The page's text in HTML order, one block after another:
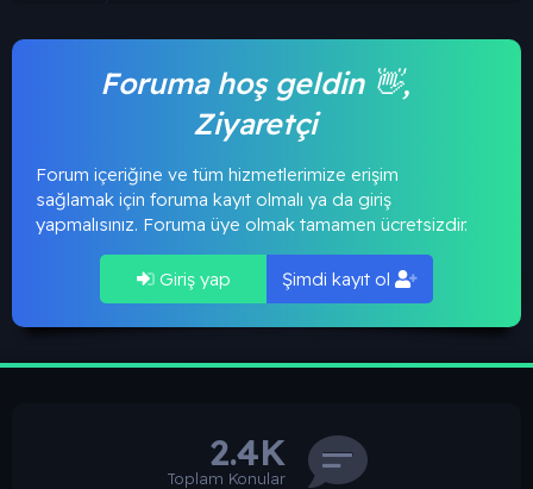
Foruma hoş geldin 👋,
Ziyaretçi
Forum içeriğine ve tüm hizmetlerimize erişim
sağlamak için foruma kayıt olmalı ya da giriş
yapmalısınız. Foruma üye olmak tamamen ücretsizdir.
Giriş yap Şimdi kayıt ol
2.4K
Toplam Konular